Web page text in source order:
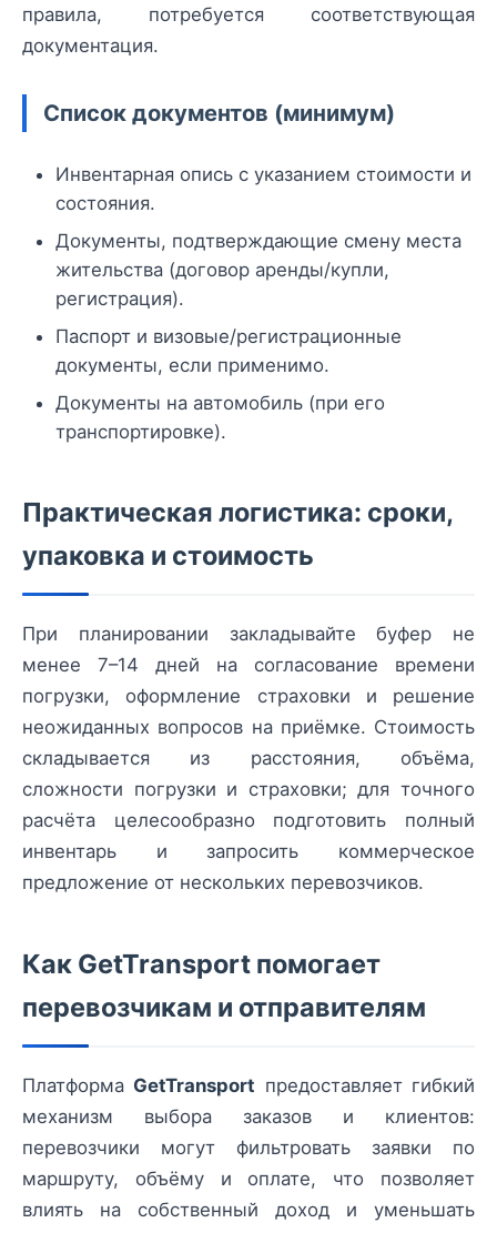
правила, потребуется соответствующая
документация.
Список документов (минимум)
Инвентарная опись с указанием стоимости и
состояния.
Документы, подтверждающие смену места
жительства (договор аренды/купли,
регистрация).
Паспорт и визовые/регистрационные
документы, если применимо.
Документы на автомобиль (при его
транспортировке).
Практическая логистика: сроки,
упаковка и стоимость
При планировании закладывайте буфер не
менее 7–14 дней на согласование времени
погрузки, оформление страховки и решение
неожиданных вопросов на приёмке. Стоимость
складывается из расстояния, объёма,
сложности погрузки и страховки; для точного
расчёта целесообразно подготовить полный
инвентарь и запросить коммерческое
предложение от нескольких перевозчиков.
Как GetTransport помогает
перевозчикам и отправителям
Платформа GetTransport предоставляет гибкий
механизм выбора заказов и клиентов:
перевозчики могут фильтровать заявки по
маршруту, объёму и оплате, что позволяет
влиять на собственный доход и уменьшать